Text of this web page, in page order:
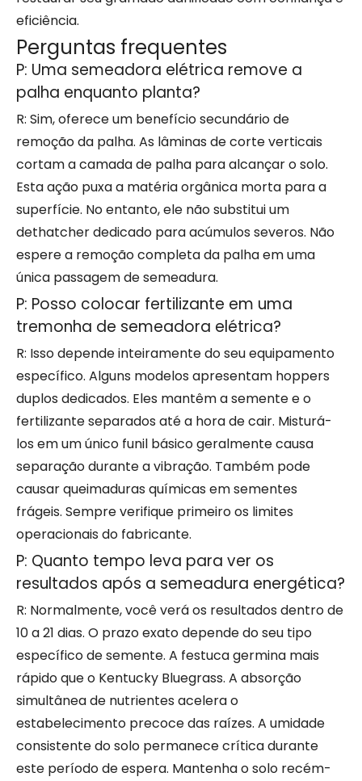
eficiência.
Perguntas frequentes
P: Uma semeadora elétrica remove a
palha enquanto planta?
R: Sim, oferece um benefício secundário de
remoção da palha. As lâminas de corte verticais
cortam a camada de palha para alcançar o solo.
Esta ação puxa a matéria orgânica morta para a
superfície. No entanto, ele não substitui um
dethatcher dedicado para acúmulos severos. Não
espere a remoção completa da palha em uma
única passagem de semeadura.
P: Posso colocar fertilizante em uma
tremonha de semeadora elétrica?
R: Isso depende inteiramente do seu equipamento
específico. Alguns modelos apresentam hoppers
duplos dedicados. Eles mantêm a semente e o
fertilizante separados até a hora de cair. Misturá-
los em um único funil básico geralmente causa
separação durante a vibração. Também pode
causar queimaduras químicas em sementes
frágeis. Sempre verifique primeiro os limites
operacionais do fabricante.
P: Quanto tempo leva para ver os
resultados após a semeadura energética?
R: Normalmente, você verá os resultados dentro de
10 a 21 dias. O prazo exato depende do seu tipo
específico de semente. A festuca germina mais
rápido que o Kentucky Bluegrass. A absorção
simultânea de nutrientes acelera o
estabelecimento precoce das raízes. A umidade
consistente do solo permanece crítica durante
este período de espera. Mantenha o solo recém-